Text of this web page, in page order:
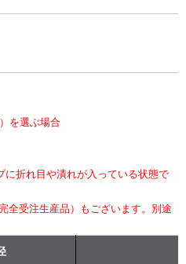
を選ぶ場合
折れ目や潰れが入っている状態で
全受注生産品）もございます。別途